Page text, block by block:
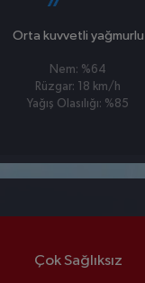
Orta kuvvetli yağmurlu
Nem: %64
Rüzgar: 18 km/h
Yağış Olasılığı: %85
Çok Sağlıksız